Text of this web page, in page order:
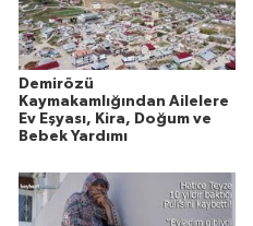
Demirözü
Kaymakamlığından Ailelere
Ev Eşyası, Kira, Doğum ve
Bebek Yardımı